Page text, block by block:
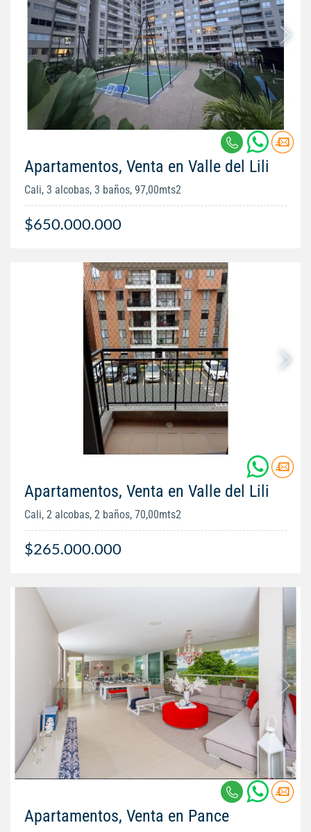
Apartamentos, Venta en Valle del Lili
Cali, 3 alcobas, 3 baños, 97,00mts2
$650.000.000
Apartamentos, Venta en Valle del Lili
Cali, 2 alcobas, 2 baños, 70,00mts2
$265.000.000
Apartamentos, Venta en Pance